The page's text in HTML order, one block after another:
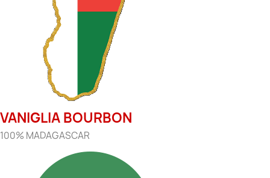
VANIGLIA BOURBON
100% MADAGASCAR